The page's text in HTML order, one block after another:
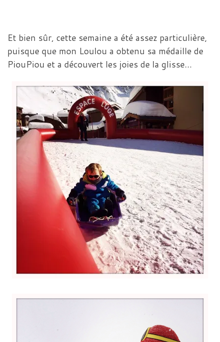
Et bien sûr, cette semaine a été assez particulière,
puisque que mon Loulou a obtenu sa médaille de
PiouPiou et a découvert les joies de la glisse…